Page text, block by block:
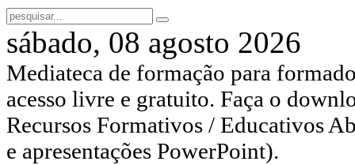
sábado, 08 agosto 2026
Mediateca de formação para
acesso livre e gratuito. Faça o
Recursos Formativos / Educativos
e apresentações PowerPoint).